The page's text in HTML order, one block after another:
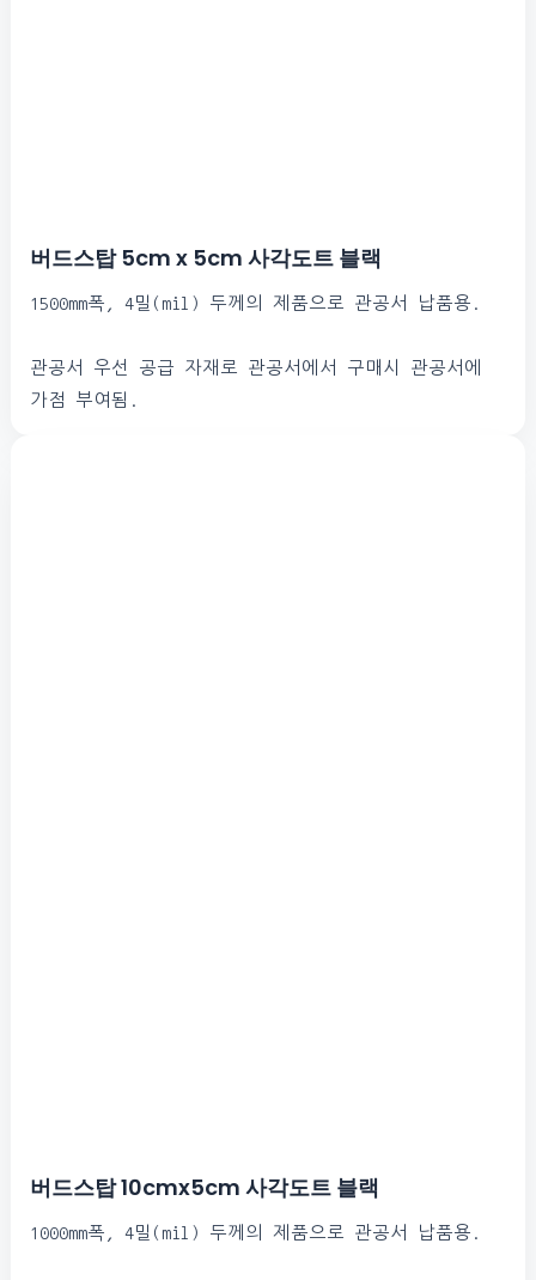
버드스탑 5cm x 5cm 사각도트 블랙
1500mm폭, 4밀(mil) 두께의 제품으로 관공서 납품용.
관공서 우선 공급 자재로 관공서에서 구매시 관공서에
가점 부여됨.
버드스탑 10cmx5cm 사각도트 블랙
1000mm폭, 4밀(mil) 두께의 제품으로 관공서 납품용.